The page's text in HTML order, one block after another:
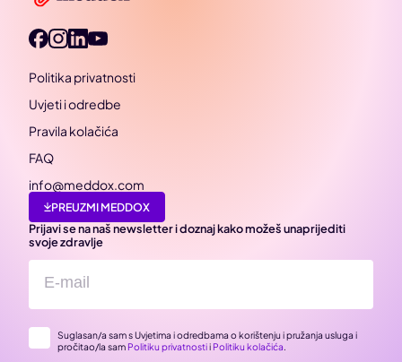
Politika privatnosti
Uvjeti i odredbe
Pravila kolačića
FAQ
info@meddox.com
PREUZMI MEDDOX
Prijavi se na naš newsletter i doznaj kako možeš unaprijediti
svoje zdravlje
Suglasan/a sam s Uvjetima i odredbama o korištenju i pružanja usluga i
pročitao/la sam Politiku privatnostii Politiku kolačića.